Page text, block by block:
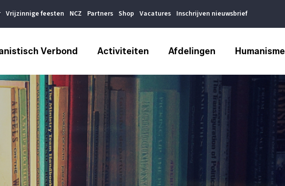
Vrijzinnige feesten NCZ Partners Shop Vacatures Inschrijven nieuwsbrief
Verbond Activiteiten Afdelingen Humanisme